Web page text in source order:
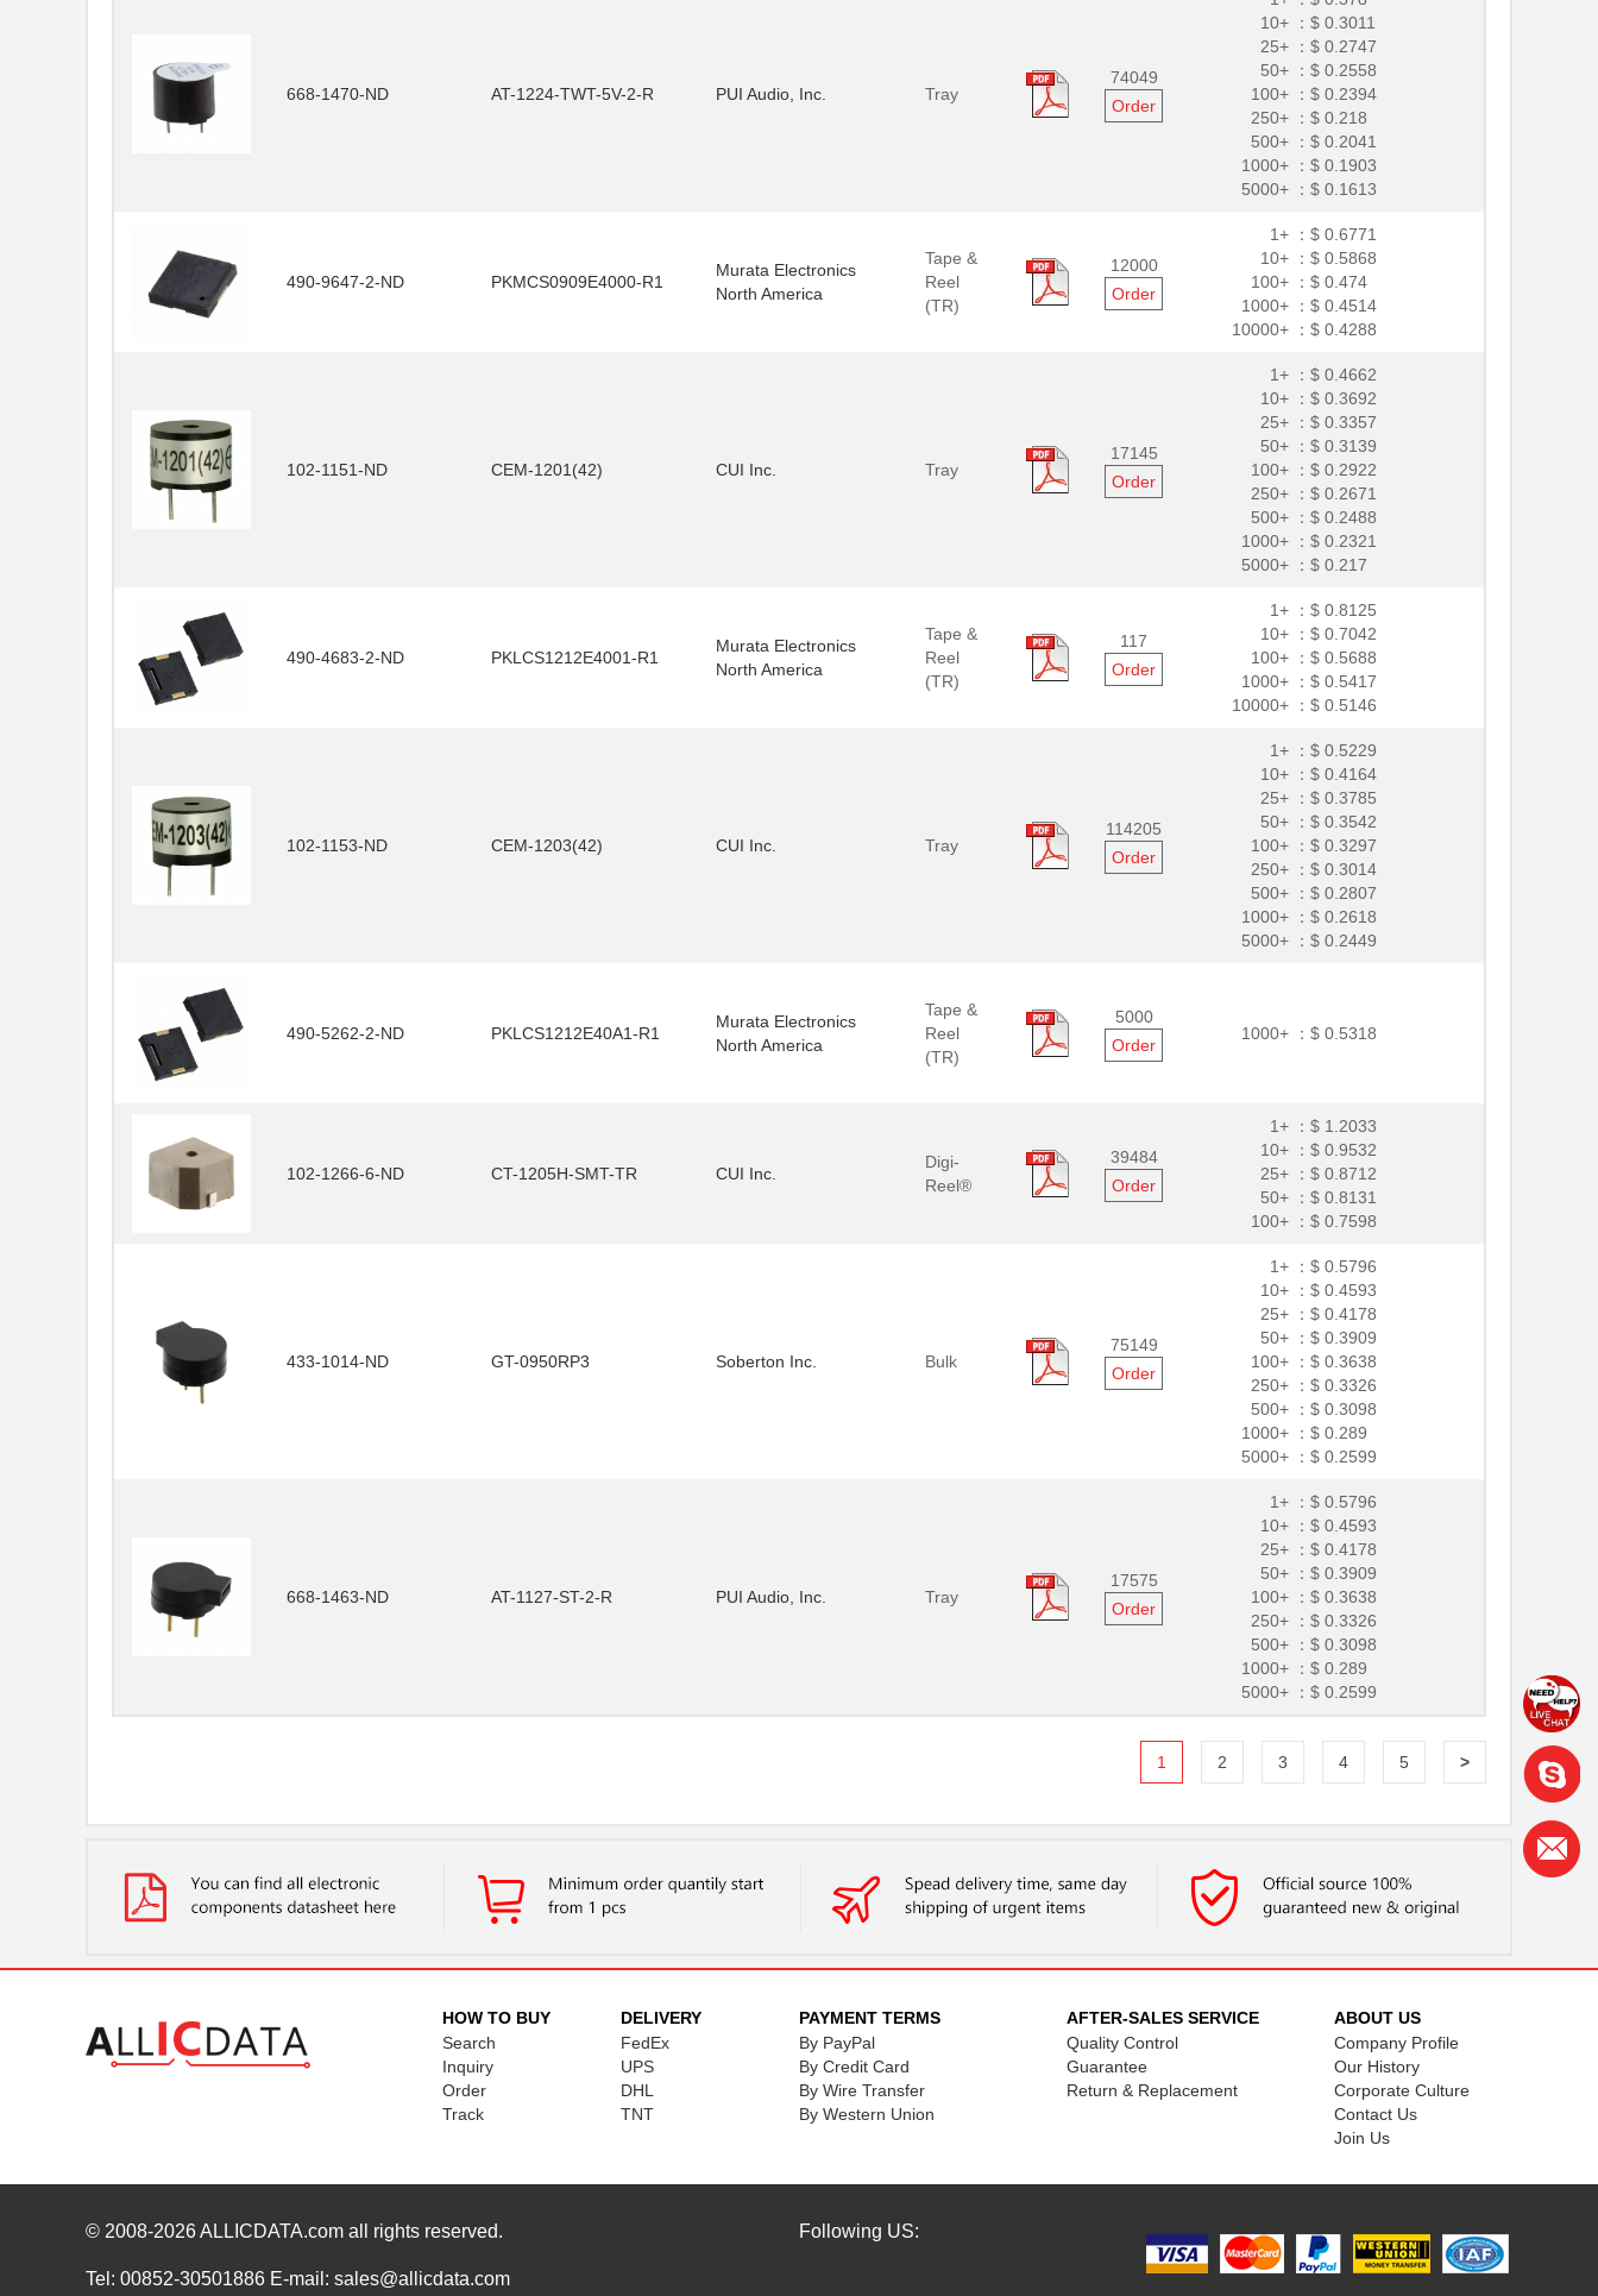
668-1470-ND AT-1224-TWT-5V-2-R PUI Audio, Inc. Tray
74049
Order
10+ ： $ 0.3011
25+ ： $ 0.2747
50+ ： $ 0.2558
100+ ： $ 0.2394
250+ ： $ 0.218
500+ ： $ 0.2041
1000+ ： $ 0.1903
5000+ ： $ 0.1613
490-9647-2-ND PKMCS0909E4000-R1
Murata Electronics
North America
Tape &
Reel
(TR)
12000
Order
1+ ： $ 0.6771
10+ ： $ 0.5868
100+ ： $ 0.474
1000+ ： $ 0.4514
10000+ ： $ 0.4288
102-1151-ND CEM-1201(42) CUI Inc. Tray
17145
Order
1+ ： $ 0.4662
10+ ： $ 0.3692
25+ ： $ 0.3357
50+ ： $ 0.3139
100+ ： $ 0.2922
250+ ： $ 0.2671
500+ ： $ 0.2488
1000+ ： $ 0.2321
5000+ ： $ 0.217
490-4683-2-ND PKLCS1212E4001-R1
Murata Electronics
North America
Tape &
Reel
(TR)
117
Order
1+ ： $ 0.8125
10+ ： $ 0.7042
100+ ： $ 0.5688
1000+ ： $ 0.5417
10000+ ： $ 0.5146
102-1153-ND CEM-1203(42) CUI Inc. Tray
114205
Order
1+ ： $ 0.5229
10+ ： $ 0.4164
25+ ： $ 0.3785
50+ ： $ 0.3542
100+ ： $ 0.3297
250+ ： $ 0.3014
500+ ： $ 0.2807
1000+ ： $ 0.2618
5000+ ： $ 0.2449
490-5262-2-ND PKLCS1212E40A1-R1
Murata Electronics
North America
Tape &
Reel
(TR)
5000
Order
1000+ ： $ 0.5318
102-1266-6-ND CT-1205H-SMT-TR CUI Inc.
Digi-
Reel®
39484
Order
1+ ： $ 1.2033
10+ ： $ 0.9532
25+ ： $ 0.8712
50+ ： $ 0.8131
100+ ： $ 0.7598
433-1014-ND GT-0950RP3 Soberton Inc. Bulk
75149
Order
1+ ： $ 0.5796
10+ ： $ 0.4593
25+ ： $ 0.4178
50+ ： $ 0.3909
100+ ： $ 0.3638
250+ ： $ 0.3326
500+ ： $ 0.3098
1000+ ： $ 0.289
5000+ ： $ 0.2599
668-1463-ND AT-1127-ST-2-R PUI Audio, Inc. Tray
17575
Order
1+ ： $ 0.5796
10+ ： $ 0.4593
25+ ： $ 0.4178
50+ ： $ 0.3909
100+ ： $ 0.3638
250+ ： $ 0.3326
500+ ： $ 0.3098
1000+ ： $ 0.289
5000+ ： $ 0.2599
1 2 3 4 5 >
HOW TO BUY
Search
Inquiry
Order
Track
DELIVERY
FedEx
UPS
DHL
TNT
PAYMENT TERMS
By PayPal
By Credit Card
By Wire Transfer
By Western Union
AFTER-SALES SERVICE
Quality Control
Guarantee
Return & Replacement
ABOUT US
Company Profile
Our History
Corporate Culture
Contact Us
Join Us
© 2008-2026ALLICDATA.com all rights reserved.
Tel: 00852-30501886 E-mail: sales@allicdata.com
Following US: